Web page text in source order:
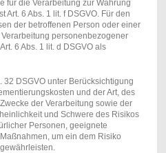
für die Verarbeitung zur Wahrung
Art. 6 Abs. 1 lit. f DSGVO. Für den
der betroffenen Person oder einer
personenbezogener
6 Abs. 1 lit. d DSGVO als
32 DSGVO unter Berücksichtigung
und der Art, des
der Verarbeitung sowie der
und Schwere des Risikos
Personen, geeignete
um ein dem Risiko